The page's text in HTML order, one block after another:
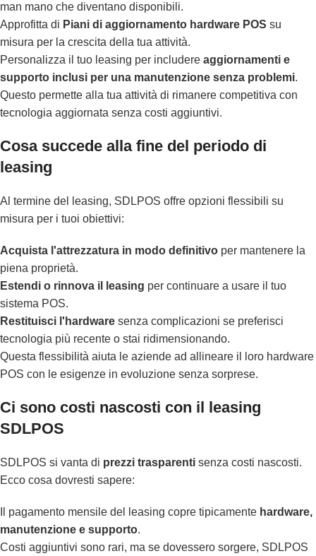
man mano che diventano disponibili.
Approfitta di Piani di aggiornamento hardware POS su
misura per la crescita della tua attività.
Personalizza il tuo leasing per includere aggiornamenti e
supporto inclusi per una manutenzione senza problemi.
Questo permette alla tua attività di rimanere competitiva con
tecnologia aggiornata senza costi aggiuntivi.
Cosa succede alla fine del periodo di
leasing
Al termine del leasing, SDLPOS offre opzioni flessibili su
misura per i tuoi obiettivi:
Acquista l'attrezzatura in modo definitivo per mantenere la
piena proprietà.
Estendi o rinnova il leasing per continuare a usare il tuo
sistema POS.
Restituisci l'hardware senza complicazioni se preferisci
tecnologia più recente o stai ridimensionando.
Questa flessibilità aiuta le aziende ad allineare il loro hardware
POS con le esigenze in evoluzione senza sorprese.
Ci sono costi nascosti con il leasing
SDLPOS
SDLPOS si vanta di prezzi trasparenti senza costi nascosti.
Ecco cosa dovresti sapere:
Il pagamento mensile del leasing copre tipicamente hardware,
manutenzione e supporto.
Costi aggiuntivi sono rari, ma se dovessero sorgere, SDLPOS